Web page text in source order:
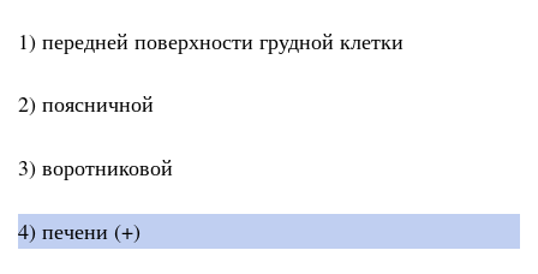
1) передней поверхности грудной клетки
2) поясничной
3) воротниковой
4) печени (+)